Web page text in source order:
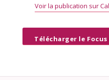
Voir la publication sur
Télécharger le Focus